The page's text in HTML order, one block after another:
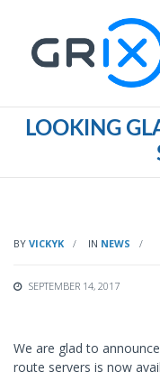
LOOKING
BY VICKYK IN NEWS
SEPTEMBER 14, 2017
We are glad to
route servers is now